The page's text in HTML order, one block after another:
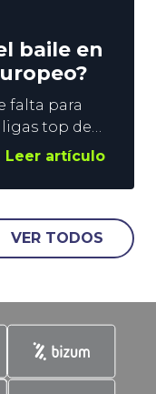
baile en
falta para
top del
en marcha.
Francia y
le
e Italia. En
Leer artículo
VER TODOS